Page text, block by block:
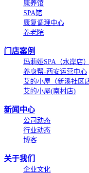
康养馆
SPA馆
康复调理中心
养老院
门店案例
玛莉娅SPA（水岸店）
养身帮-西安运营中心
艾的小屋（新溪社区
艾的小屋(南村店)
新闻中心
公司动态
行业动态
博客
关于我们
企业文化